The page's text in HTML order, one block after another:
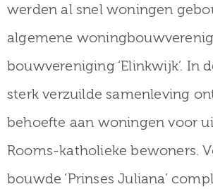
Activiteiten
Verhalen
over
Zuilen
werden al snel woningen
algemene
bouwvereniging ‘Elinkwijk’. In
sterk verzuilde samenleving
behoefte aan woningen voor
Rooms-katholieke bewoners.
bouwde ‘Prinses Juliana’